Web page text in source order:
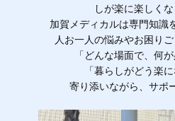
しが楽に楽しくな
加賀メディカルは専門知識
人お一人の悩みやお困り
「どんな場面で、何
「暮らしがどう楽
寄り添いながら、サポ